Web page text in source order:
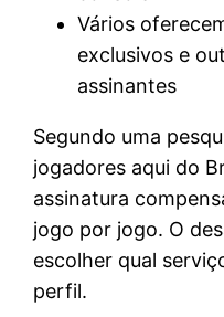
Vários
exclusivos e
assinantes
Segundo uma
jogadores aqui do
assinatura
jogo por jogo. O
escolher qual
perfil.